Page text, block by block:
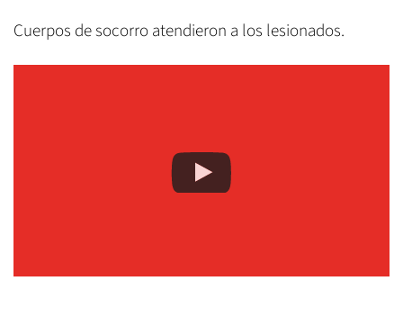
Cuerpos de socorro atendieron a los lesionados.